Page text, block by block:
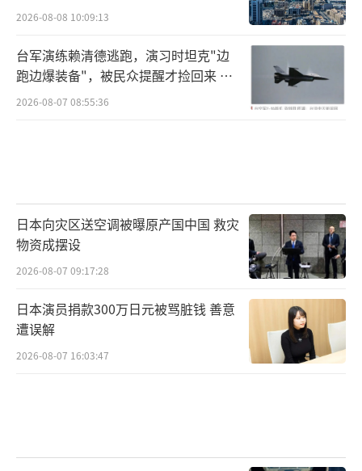
2026-08-08 10:09:13
台军演练赖清德逃跑，演习时坦克"边
跑边爆装备"，被民众提醒才捡回来 演
习状况频出引发关注
2026-08-07 08:55:36
日本向灾区送空调被曝原产国中国 救灾
物资成摆设
2026-08-07 09:17:28
日本演员捐款300万日元被骂脏钱 善意
遭误解
2026-08-07 16:03:47